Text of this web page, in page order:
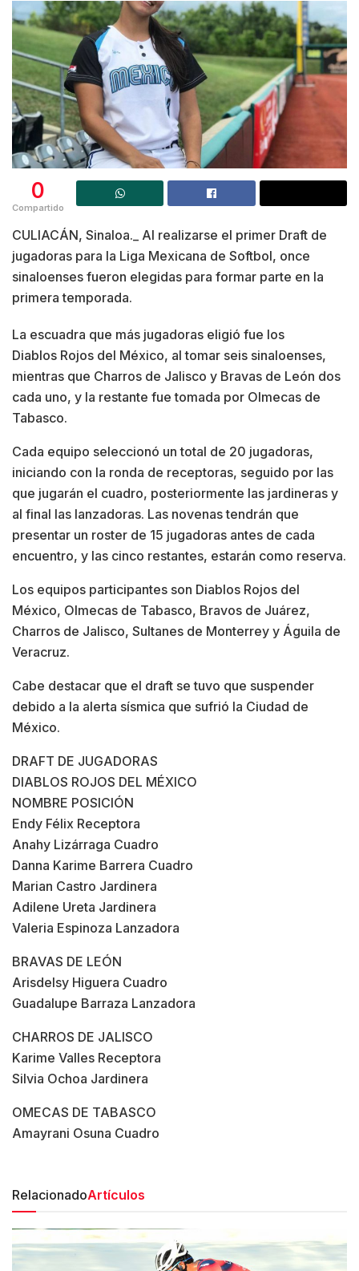
0
Compartido
CULIACÁN, Sinaloa._ Al realizarse el primer Draft de
jugadoras para la Liga Mexicana de Softbol, once
sinaloenses fueron elegidas para formar parte en la
primera temporada.
La escuadra que más jugadoras eligió fue los
Diablos Rojos del México, al tomar seis sinaloenses,
mientras que Charros de Jalisco y Bravas de León dos
cada uno, y la restante fue tomada por Olmecas de
Tabasco.
Cada equipo seleccionó un total de 20 jugadoras,
iniciando con la ronda de receptoras, seguido por las
que jugarán el cuadro, posteriormente las jardineras y
al final las lanzadoras. Las novenas tendrán que
presentar un roster de 15 jugadoras antes de cada
encuentro, y las cinco restantes, estarán como reserva.
Los equipos participantes son Diablos Rojos del
México, Olmecas de Tabasco, Bravos de Juárez,
Charros de Jalisco, Sultanes de Monterrey y Águila de
Veracruz.
Cabe destacar que el draft se tuvo que suspender
debido a la alerta sísmica que sufrió la Ciudad de
México.
DRAFT DE JUGADORAS
DIABLOS ROJOS DEL MÉXICO
NOMBRE POSICIÓN
Endy Félix Receptora
Anahy Lizárraga Cuadro
Danna Karime Barrera Cuadro
Marian Castro Jardinera
Adilene Ureta Jardinera
Valeria Espinoza Lanzadora
BRAVAS DE LEÓN
Arisdelsy Higuera Cuadro
Guadalupe Barraza Lanzadora
CHARROS DE JALISCO
Karime Valles Receptora
Silvia Ochoa Jardinera
OMECAS DE TABASCO
Amayrani Osuna Cuadro
RelacionadoArtículos